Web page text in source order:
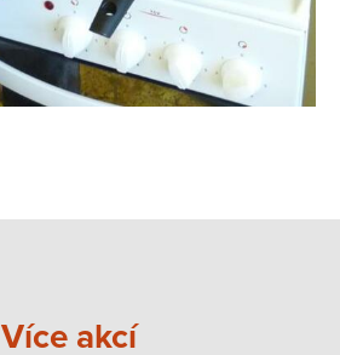
Více akcí